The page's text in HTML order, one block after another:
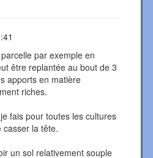
par exemple en
être replantée au bout de 3
apports en matière
riches.
fais pour toutes les cultures
la tête.
un sol relativement souple